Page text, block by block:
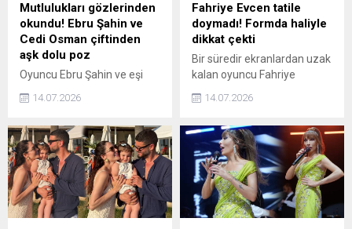
Mutlulukları gözlerinden
okundu! Ebru Şahin ve
Cedi Osman çiftinden
aşk dolu poz
Oyuncu Ebru Şahin ve eşi
Osman'ın mutlu evliliği
aşk dolu karelerini
Instagram'dan takipçileriyle
paylaştı.
14.07.2026
Fahriye Evcen tatile
doymadı! Formda haliyle
dikkat çekti
Bir süredir ekranlardan uzak
kalan oyuncu Fahriye
Özçivit'le mutlu evliliği
güzel oyuncu, yeni karelerini
Instagram'dan sevenlerinin
beğenisine sundu.
14.07.2026